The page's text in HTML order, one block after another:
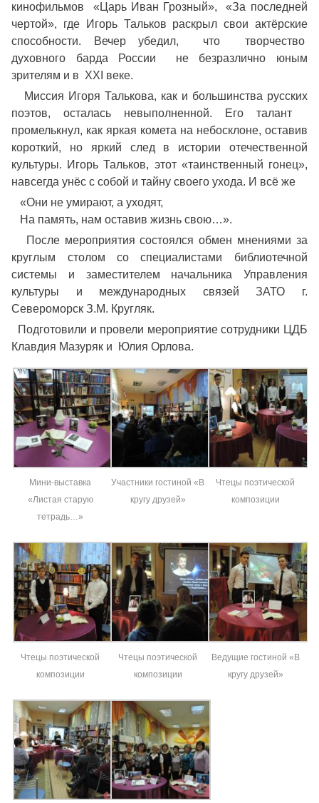
кинофильмов «Царь Иван Грозный», «За последней
чертой», где Игорь Тальков раскрыл свои актёрские
способности. Вечер убедил, что творчество
духовного барда России не безразлично юным
зрителям и в XXI веке.
Миссия Игоря Талькова, как и большинства русских
поэтов, осталась невыполненной. Его талант
промелькнул, как яркая комета на небосклоне, оставив
короткий, но яркий след в истории отечественной
культуры. Игорь Тальков, этот «таинственный гонец»,
навсегда унёс с собой и тайну своего ухода. И всё же
«Они не умирают, а уходят,
На память, нам оставив жизнь свою…».
После мероприятия состоялся обмен мнениями за
круглым столом со специалистами библиотечной
системы и заместителем начальника Управления
культуры и международных связей ЗАТО г.
Североморск З.М. Кругляк.
Подготовили и провели мероприятие сотрудники ЦДБ
Клавдия Мазуряк и Юлия Орлова.
Мини-выставка
«Листая старую
тетрадь…»
Участники гостиной «В
кругу друзей»
Чтецы поэтической
композиции
Чтецы поэтической
композиции
Чтецы поэтической
композиции
Ведущие гостиной «В
кругу друзей»